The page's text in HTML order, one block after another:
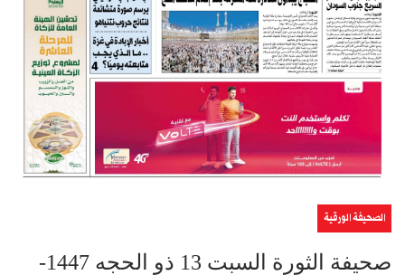
الصحيفة الورقية
صحيفة الثورة السبت 13 ذو الحجه 1447-